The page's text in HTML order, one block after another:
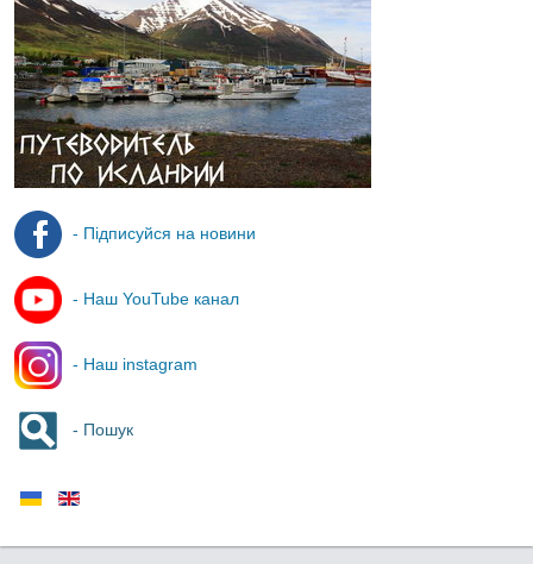
- Підписуйся на новини
- Наш YouTube канал
- Наш instagram
- Пошук